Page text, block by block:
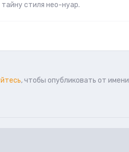
стиля нео-нуар.
, чтобы опубликовать от имени